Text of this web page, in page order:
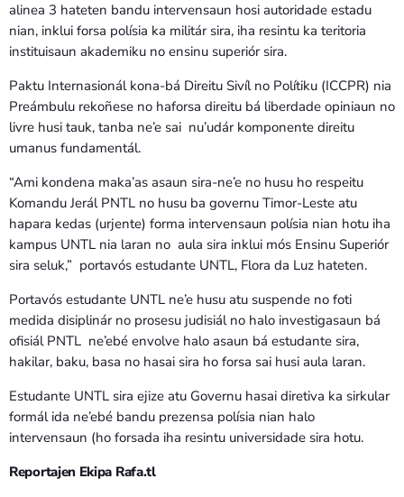
alinea 3 hateten bandu intervensaun hosi autoridade estadu
nian, inklui forsa polísia ka militár sira, iha resintu ka teritoria
instituisaun akademiku no ensinu superiór sira.
Paktu Internasionál kona-bá Direitu Sivíl no Polítiku (ICCPR) nia
Preámbulu rekoñese no haforsa direitu bá liberdade opiniaun no
livre husi tauk, tanba ne’e sai nu’udár komponente direitu
umanus fundamentál.
“Ami kondena maka’as asaun sira-ne’e no husu ho respeitu
Komandu Jerál PNTL no husu ba governu Timor-Leste atu
hapara kedas (urjente) forma intervensaun polísia nian hotu iha
kampus UNTL nia laran no aula sira inklui mós Ensinu Superiór
sira seluk,” portavós estudante UNTL, Flora da Luz hateten.
Portavós estudante UNTL ne’e husu atu suspende no foti
medida disiplinár no prosesu judisiál no halo investigasaun bá
ofisiál PNTL ne’ebé envolve halo asaun bá estudante sira,
hakilar, baku, basa no hasai sira ho forsa sai husi aula laran.
Estudante UNTL sira ejize atu Governu hasai diretiva ka sirkular
formál ida ne’ebé bandu prezensa polísia nian halo
intervensaun (ho forsada iha resintu universidade sira hotu.
Reportajen Ekipa Rafa.tl